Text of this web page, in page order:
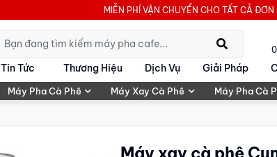
MIỄN PHÍ VẬN CHUYỂN CHO TẤT CẢ ĐƠN
Tin Tức Thương Hiệu Dịch Vụ Giải Pháp
Máy Pha Cà Phê Máy Xay Cà Phê Máy Pha Cà
Máy xay cà phê